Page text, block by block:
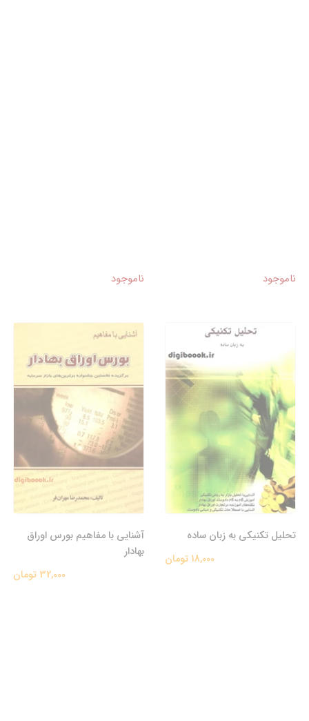
ناموجود ناموجود
تحلیل تکنیکی به زبان ساده
18,000 تومان
آشنایی با مفاهیم بورس اوراق
بهادار
32,000 تومان